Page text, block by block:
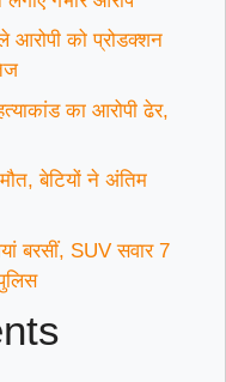
आरोपी को प्रोडक्शन
का आरोपी ढेर,
मौत, बेटियों ने अंतिम
बरसीं, SUV सवार 7